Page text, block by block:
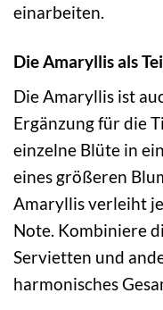
einarbeiten.
Die Amaryllis als
Die Amaryllis ist
Ergänzung für die
einzelne Blüte in
eines größeren
Amaryllis verleiht
Note. Kombiniere
Servietten und
harmonisches